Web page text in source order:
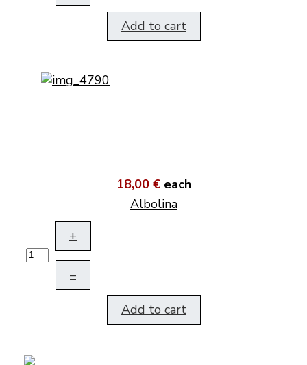
Add to cart
18,00 € each
Albolina
+
–
Add to cart